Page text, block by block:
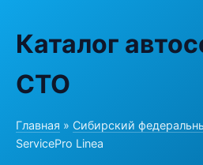
Каталог
СТО
Главная » Сибирский
ServicePro Linea